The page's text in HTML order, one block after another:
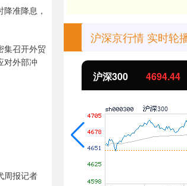
准降息，
集召开外贸
对外部冲
周报记者
沪深京行情 实时轮
沪深300 4694.44